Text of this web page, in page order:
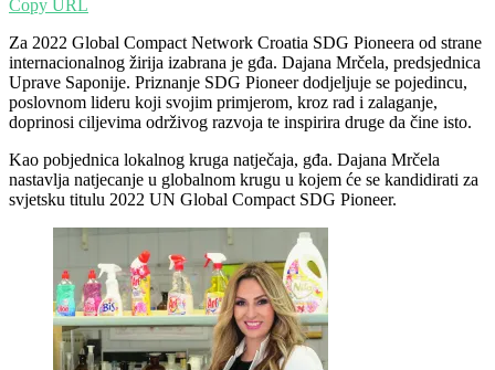
Copy URL
Za 2022 Global Compact Network Croatia SDG Pioneera od strane
internacionalnog žirija izabrana je gđa. Dajana Mrčela, predsjednica
Uprave Saponije. Priznanje SDG Pioneer dodjeljuje se pojedincu,
poslovnom lideru koji svojim primjerom, kroz rad i zalaganje,
doprinosi ciljevima održivog razvoja te inspirira druge da čine isto.
Kao pobjednica lokalnog kruga natječaja, gđa. Dajana Mrčela
nastavlja natjecanje u globalnom krugu u kojem će se kandidirati za
svjetsku titulu 2022 UN Global Compact SDG Pioneer.